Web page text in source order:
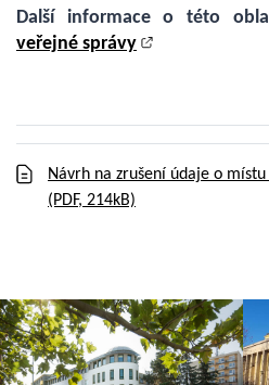
Další informace o této
veřejné správy
Návrh na zrušení údaje o
(PDF, 214kB)